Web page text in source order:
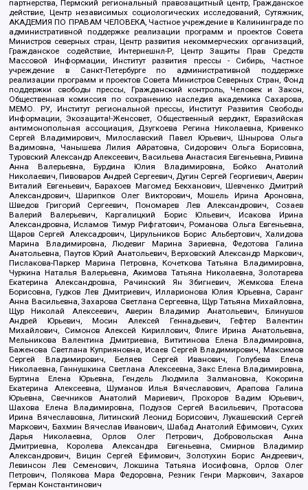
партнерства, Пермский региональный правозащитный центр, Гражданское
действие, Центр независимых социологических исследований, Сутяжник,
АКАДЕМИЯ ПО ПРАВАМ ЧЕЛОВЕКА, Частное учреждение в Калининграде по
административной поддержке реализации программ и проектов Совета
Министров северных стран, Центр развития некоммерческих организаций,
Гражданское содействие, Интернешнл-Р, Центр Защиты Прав Средств
Массовой Информации, Институт развития прессы - Сибирь, Частное
учреждение в Санкт-Петербурге по административной поддержке
реализации программ и проектов Совета Министров Северных Стран, Фонд
поддержки свободы прессы, Гражданский контроль, Человек и Закон,
Общественная комиссия по сохранению наследия академика Сахарова,
МЕМО. РУ, Институт региональной прессы, Институт Развития Свободы
Информации, Экозащита!-Женсовет, Общественный вердикт, Евразийская
антимонопольная ассоциация, Дзугкоева Регина Николаевна, Кривенко
Сергей Владимирович, Милославский Павел Юрьевич, Шнырова Ольга
Вадимовна, Чанышева Лилия Айратовна, Сидорович Ольга Борисовна,
Туровский Александр Алексеевич, Васильева Анастасия Евгеньевна, Ривина
Анна Валерьевна, Бурдина Юлия Владимировна, Бойко Анатолий
Николаевич, Пивоваров Андрей Сергеевич, Дугин Сергей Георгиевич, Аверин
Виталий Евгеньевич, Барахоев Магомед Бекханович, Шевченко Дмитрий
Александрович, Шарипков Олег Викторович, Мошель Ирина Ароновна,
Шведов Григорий Сергеевич, Пономарев Лев Александрович, Созаев
Валерий Валерьевич, Каргалицкий Борис Юльевич, Исакова Ирина
Александровна, Исламов Тимур Рифгатович, Романова Ольга Евгеньевна,
Щаров Сергей Алексадрович, Цирульников Борис Альбертович, Халидова
Марина Владимировна, Людевиг Марина Зариевна, Федотова Галина
Анатольевна, Паутов Юрий Анатольевич, Верховский Александр Маркович,
Пислакова-Паркер Марина Петровна, Кочеткова Татьяна Владимировна,
Чуркина Наталья Валерьевна, Акимова Татьяна Николаевна, Золотарева
Екатерина Александровна, Рачинский Ян Збигневич, Жемкова Елена
Борисовна, Гудков Лев Дмитриевич, Илларионова Юлия Юрьевна, Саранг
Анна Васильевна, Захарова Светлана Сергеевна, Щур Татьяна Михайловна,
Щур Николай Алексеевич, Аверин Владимир Анатольевич, Блинушов
Андрей Юрьевич, Мосин Алексей Геннадьевич, Гефтер Валентин
Михайлович, Симонов Алексей Кириллович, Флиге Ирина Анатольевна,
Мельникова Валентина Дмитриевна, Вититинова Елена Владимировна,
Баженова Светлана Куприяновна, Исаев Сергей Владимирович, Максимов
Сергей Владимирович, Беляев Сергей Иванович, Голубева Елена
Николаевна, Ганнушкина Светлана Алексеевна, Закс Елена Владимировна,
Буртина Елена Юрьевна, Гендель Людмила Залмановна, Кокорина
Екатерина Алексеевна, Шуманов Илья Вячеславович, Арапова Галина
Юрьевна, Свечников Анатолий Мариевич, Прохоров Вадим Юрьевич,
Шахова Елена Владимировна, Подузов Сергей Васильевич, Протасова
Ирина Вячеславовна, Литинский Леонид Борисович, Лукашевский Сергей
Маркович, Бахмин Вячеслав Иванович, Шабад Анатолий Ефимович, Сухих
Дарья Николаевна, Орлов Олег Петрович, Добровольская Анна
Дмитриевна, Королева Александра Евгеньевна, Смирнов Владимир
Александрович, Вицин Сергей Ефимович, Золотухин Борис Андреевич,
Левинсон Лев Семенович, Локшина Татьяна Иосифовна, Орлов Олег
Петрович, Полякова Мара Федоровна, Резник Генри Маркович, Захаров
Герман Константинович